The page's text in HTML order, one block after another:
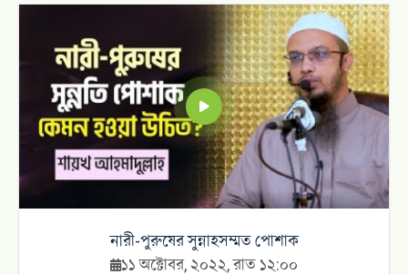
নারী-পুরুষের সুন্নাহসম্মত পোশাক
১১ অক্টোবর, ২০২২, রাত ১২:০০